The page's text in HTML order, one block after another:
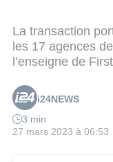
La transaction
les 17 agences
l’enseigne de
i24NEWS
3 min
27 mars 2023 à 06:53